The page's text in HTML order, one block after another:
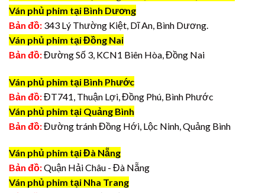
Ván phủ phim tại Bình Dương
Bản đồ: 343 Lý Thường Kiệt, Dĩ An, Bình Dương.
Ván phủ phim tại Đồng Nai
Bản đồ:Đường Số 3, KCN1 Biên Hòa, Đồng Nai
Ván phủ phim tại Bình Phước
Bản đồ:ĐT741, Thuận Lợi, Đồng Phú, Bình Phước
Ván phủ phim tại Quảng Bình
Bản đồ:Đường tránh Đồng Hới, Lộc Ninh, Quảng Bình
Ván phủ phim tại Đà Nẵng
Bản đồ:Quận Hải Châu - Đà Nẵng
Ván phủ phim tại Nha Trang